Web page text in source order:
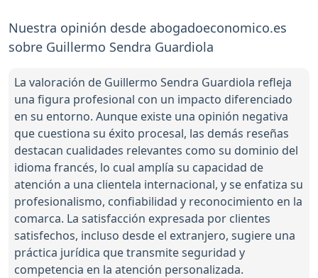
Nuestra opinión desde abogadoeconomico.es
sobre Guillermo Sendra Guardiola
La valoración de Guillermo Sendra Guardiola refleja
una figura profesional con un impacto diferenciado
en su entorno. Aunque existe una opinión negativa
que cuestiona su éxito procesal, las demás reseñas
destacan cualidades relevantes como su dominio del
idioma francés, lo cual amplía su capacidad de
atención a una clientela internacional, y se enfatiza su
profesionalismo, confiabilidad y reconocimiento en la
comarca. La satisfacción expresada por clientes
satisfechos, incluso desde el extranjero, sugiere una
práctica jurídica que transmite seguridad y
competencia en la atención personalizada.